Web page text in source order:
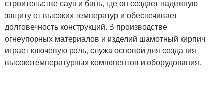
строительстве саун и бань, где он создает надежную
защиту от высоких температур и обеспечивает
долговечность конструкций. В производстве
огнеупорных материалов и изделий шамотный кирпич
играет ключевую роль, служа основой для создания
высокотемпературных компонентов и оборудования.